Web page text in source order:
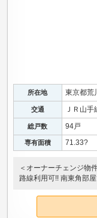
所在地 東京都荒
交通 ＪＲ山
総戸数 94戸
専有面積 71.33?
＜オーナーチェンジ物
路線利用可!! 南東角部